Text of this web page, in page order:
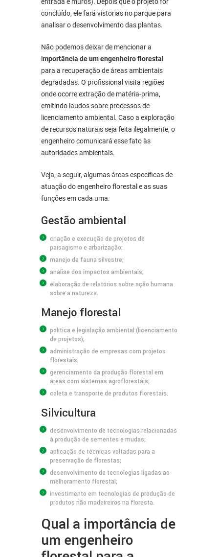
entrada e muros). Depois que o projeto for
concluído, ele fará vistorias no parque para
analisar o desenvolvimento das plantas.
Não podemos deixar de mencionar a
importância de um engenheiro florestal
para a recuperação de áreas ambientais
degradadas. O profissional visita regiões
onde ocorre extração de matéria-prima,
emitindo laudos sobre processos de
licenciamento ambiental. Caso a exploração
de recursos naturais seja feita ilegalmente, o
engenheiro comunicará esse fato às
autoridades ambientais.
Veja, a seguir, algumas áreas específicas de
atuação do engenheiro florestal e as suas
funções em cada uma.
Gestão ambiental
criação e execução de projetos de
paisagismo e arborização;
manejo da fauna silvestre;
análise dos impactos ambientais;
elaboração de relatórios sobre ação humana
sobre a natureza.
Manejo florestal
política e legislação ambiental (licenciamento
de projetos);
administração de empresas com projetos
florestais;
gerenciamento da produção florestal em
áreas com sistemas agroflorestais;
coleta e transporte de produtos florestais.
Silvicultura
desenvolvimento de tecnologias relacionadas
à produção de sementes e mudas;
aplicação de técnicas voltadas para a
preservação de florestas;
desenvolvimento de tecnologias ligadas ao
melhoramento florestal;
investimento em tecnologias de produção de
produtos não madeireiros na floresta.
Qual a importância de
um engenheiro